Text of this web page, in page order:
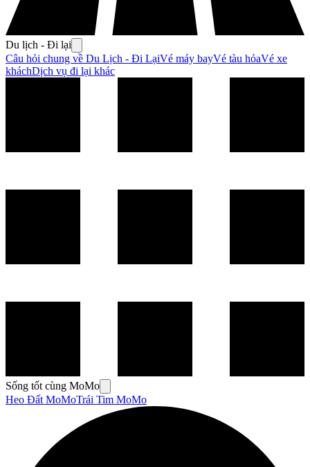
Du lịch - Đi lại
Câu hỏi chung về Du Lịch - Đi LạiVé máy bayVé tàu hỏaVé xe
kháchDịch vụ đi lại khác
Sống tốt cùng MoMo
Heo Đất MoMoTrái Tim MoMo